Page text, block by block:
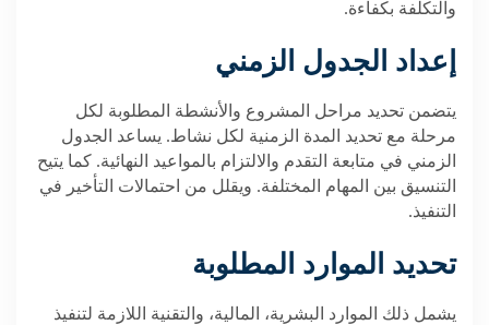
والتكلفة بكفاءة.
إعداد الجدول الزمني
يتضمن تحديد مراحل المشروع والأنشطة المطلوبة لكل
مرحلة مع تحديد المدة الزمنية لكل نشاط. يساعد الجدول
الزمني في متابعة التقدم والالتزام بالمواعيد النهائية. كما يتيح
التنسيق بين المهام المختلفة. ويقلل من احتمالات التأخير في
التنفيذ.
تحديد الموارد المطلوبة
يشمل ذلك الموارد البشرية، المالية، والتقنية اللازمة لتنفيذ